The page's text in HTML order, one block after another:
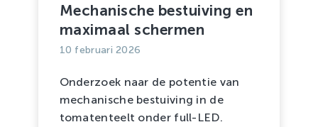
Mechanische bestuiving en
maximaal schermen
10 februari 2026
Onderzoek naar de potentie van
mechanische bestuiving in de
tomatenteelt onder full-LED.